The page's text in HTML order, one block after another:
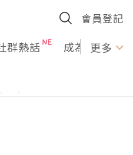
會員登記
群熱話 成為U更多